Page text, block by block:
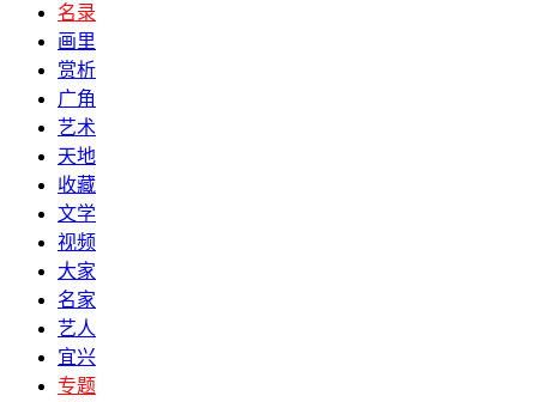
名录
画里
赏析
广角
艺术
天地
收藏
文学
视频
大家
名家
艺人
宜兴
专题